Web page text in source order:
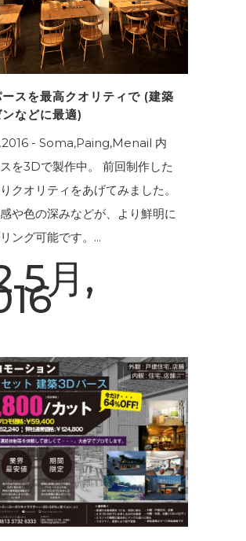
スを最高クオリティで (建築
などに最適)
- Soma,Paing,Menail 内
を3Dで製作中。 前回制作した
クオリティをあげてみました。
や色の深みなどが、より鮮明に
ング可能です。...
5月,